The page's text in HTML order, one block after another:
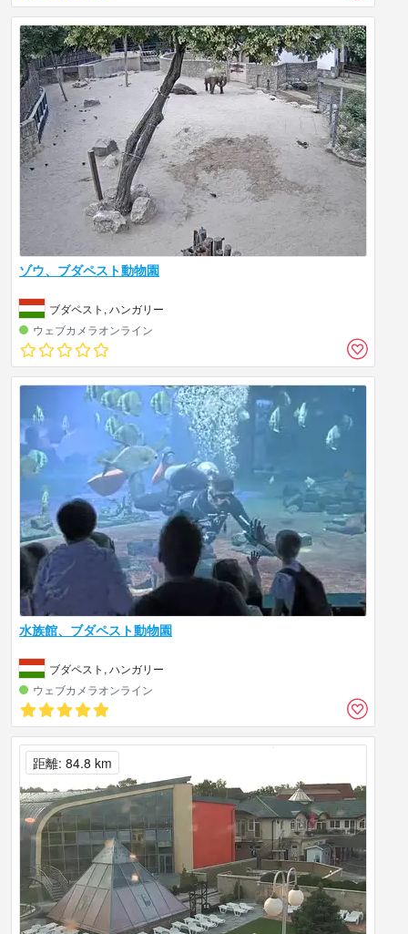
ゾウ、ブダペスト動物園
ブダペスト, ハンガリー
ウェブカメラオンライン
水族館、ブダペスト動物園
ブダペスト, ハンガリー
ウェブカメラオンライン
距離: 84.8 km